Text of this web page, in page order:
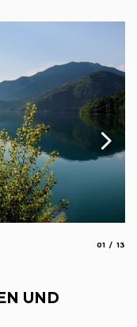
01 13
UND